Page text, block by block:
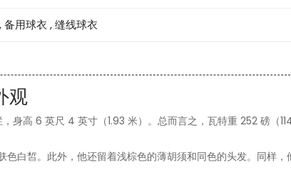
,备用球衣 ,缝线球衣
观
身高 6 英尺 4 英寸（1.93 米）。总而言之，瓦特重 252 磅（
白皙。此外，他还留着浅棕色的薄胡须和同色的头发。同样，